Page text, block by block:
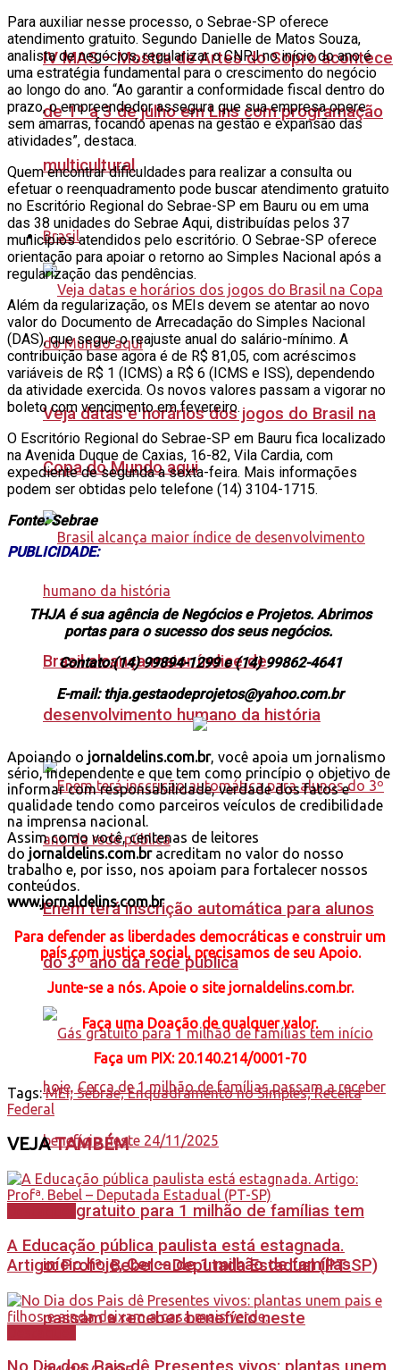
IV MAS – Mostra de Artes do Sopro acontece
de 1º a 3 de julho em Lins com programação
multicultural
Brasil
Veja datas e horários dos jogos do Brasil na
Copa do Mundo aqui
Brasil alcança maior índice de
desenvolvimento humano da história
Enem terá inscrição automática para alunos
do 3º ano da rede pública
Gás gratuito para 1 milhão de famílias tem
início hoje, Cerca de 1 milhão de famílias
passam a receber benefício neste
Para auxiliar nesse processo, o Sebrae-SP oferece
atendimento gratuito. Segundo Danielle de Matos Souza,
analista de negócios, regularizar o CNPJ no início do ano é
uma estratégia fundamental para o crescimento do negócio
ao longo do ano. “Ao garantir a conformidade fiscal dentro do
prazo, o empreendedor assegura que sua empresa opere
sem amarras, focando apenas na gestão e expansão das
atividades”, destaca.
Quem encontrar dificuldades para realizar a consulta ou
efetuar o reenquadramento pode buscar atendimento gratuito
no Escritório Regional do Sebrae-SP em Bauru ou em uma
das 38 unidades do Sebrae Aqui, distribuídas pelos 37
municípios atendidos pelo escritório. O Sebrae-SP oferece
orientação para apoiar o retorno ao Simples Nacional após a
regularização das pendências.
Além da regularização, os MEIs devem se atentar ao novo
valor do Documento de Arrecadação do Simples Nacional
(DAS), que segue o reajuste anual do salário-mínimo. A
contribuição base agora é de R$ 81,05, com acréscimos
variáveis de R$ 1 (ICMS) a R$ 6 (ICMS e ISS), dependendo
da atividade exercida. Os novos valores passam a vigorar no
boleto com vencimento em fevereiro.
O Escritório Regional do Sebrae-SP em Bauru fica localizado
na Avenida Duque de Caxias, 16-82, Vila Cardia, com
expediente de segunda a sexta-feira. Mais informações
podem ser obtidas pelo telefone (14) 3104-1715.
Fonte: Sebrae
PUBLICIDADE:
THJA é sua agência de Negócios e Projetos. Abrimos
portas para o sucesso dos seus negócios.
Contato:(14) 99894-1299 e (14) 99862-4641
E-mail: thja.gestaodeprojetos@yahoo.com.br
Apoiando o jornaldelins.com.br, você apoia um jornalismo
sério, independente e que tem como princípio o objetivo de
informar com responsabilidade, verdade dos fatos e
qualidade tendo como parceiros veículos de credibilidade
na imprensa nacional.
Assim como você, centenas de leitores
do jornaldelins.com.bracreditam no valor do nosso
trabalho e, por isso, nos apoiam para fortalecer nossos
conteúdos.
www.jornaldelins.com.br
Para defender as liberdades democráticas e construir um
país com justiça social, precisamos de seu Apoio.
Junte-se a nós. Apoie o site jornaldelins.com.br.
Faça uma Doação de qualquer valor.
Faça um PIX: 20.140.214/0001-70
Tags: MEI; Sebrae; Enquadramento no Simples; Receita
Federal
VEJATAMBÉM
A Educação pública paulista está estagnada.
Artigo: Profª. Bebel – Deputada Estadual (PT-SP)